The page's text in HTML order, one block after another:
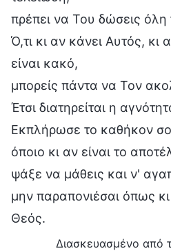
πρέπει να Του δώσεις όλη
Ό,τι κι αν κάνει Αυτός, κι
είναι κακό,
μπορείς πάντα να Τον
Έτσι διατηρείται η
Εκπλήρωσε το καθήκον
όποιο κι αν είναι το
ψάξε να μάθεις και ν'
μην παραπονιέσαι όπως
Θεός.
Διασκευασμένο από